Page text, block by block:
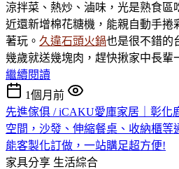
涼拌菜、熱炒、滷味，光是熟食區
近還新增棉花糖機，能親自動手捲
著玩。 久違石頭火鍋也是很不錯的
幾歲就送幾塊肉，趕快揪家中長輩
繼續閱讀
1個月前
先進傢俱 / iCAKU愛庫家居｜彰化
空間，沙發、伸縮餐桌、收納櫃等
能客製化訂做，一站購足超方便!
家具分享 生活綜合